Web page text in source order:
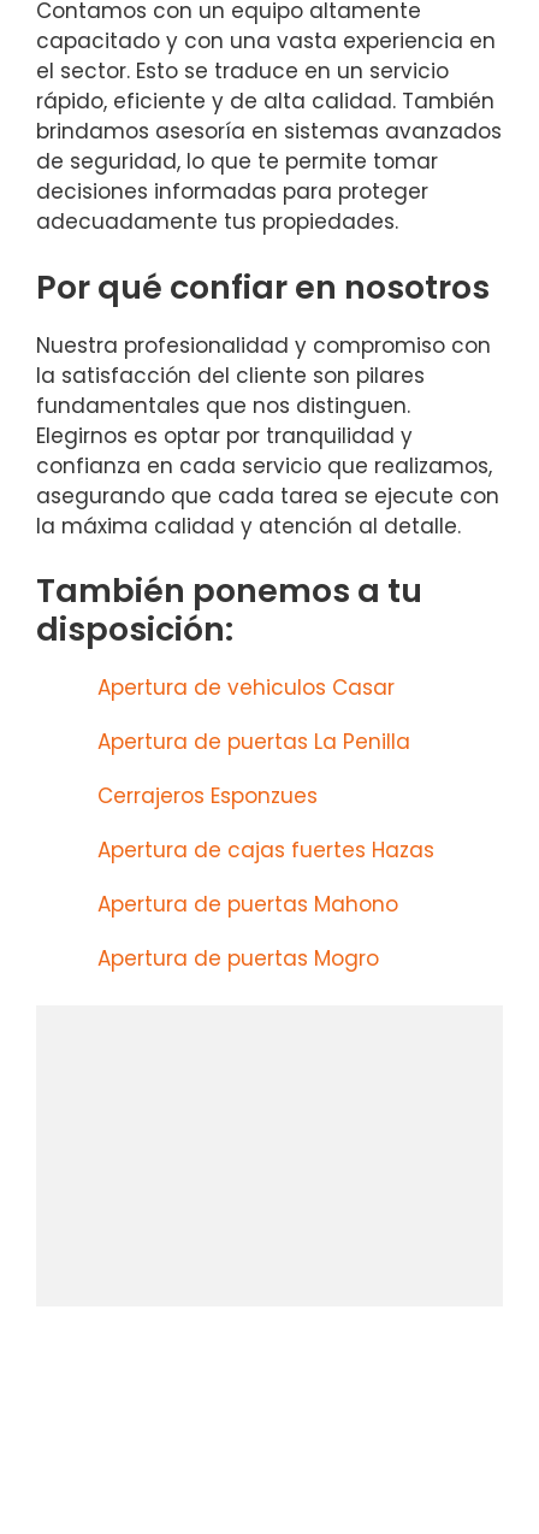
Contamos con un equipo altamente
capacitado y con una vasta experiencia en
el sector. Esto se traduce en un servicio
rápido, eficiente y de alta calidad. También
brindamos asesoría en sistemas avanzados
de seguridad, lo que te permite tomar
decisiones informadas para proteger
adecuadamente tus propiedades.
Por qué confiar en nosotros
Nuestra profesionalidad y compromiso con
la satisfacción del cliente son pilares
fundamentales que nos distinguen.
Elegirnos es optar por tranquilidad y
confianza en cada servicio que realizamos,
asegurando que cada tarea se ejecute con
la máxima calidad y atención al detalle.
También ponemos a tu
disposición:
Apertura de vehiculos Casar
Apertura de puertas La Penilla
Cerrajeros Esponzues
Apertura de cajas fuertes Hazas
Apertura de puertas Mahono
Apertura de puertas Mogro